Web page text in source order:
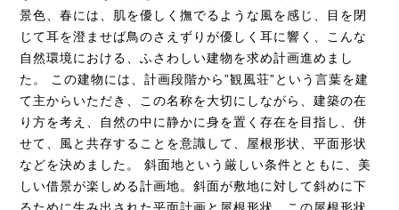
景色、春には、肌を優しく撫でるような風を感じ、目を閉
じて耳を澄ませば鳥のさえずりが優しく耳に響く、こんな
自然環境における、ふさわしい建物を求め計画進めまし
た。 この建物には、計画段階から”観風荘”という言葉を建
て主からいただき、この名称を大切にしながら、建築の在
り方を考え、自然の中に静かに身を置く存在を目指し、併
せて、風と共存することを意識して、屋根形状、平面形状
などを決めました。 斜面地という厳しい条件とともに、美
しい借景が楽しめる計画地。斜面が敷地に対して斜めに下
るために生み出された平面計画と屋根形状。この屋根形状